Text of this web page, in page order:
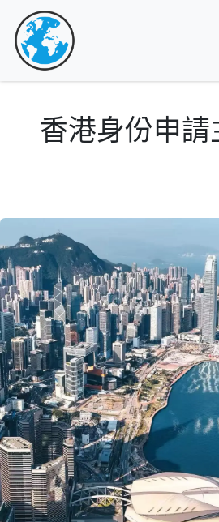
跳至內容
香港身份申請